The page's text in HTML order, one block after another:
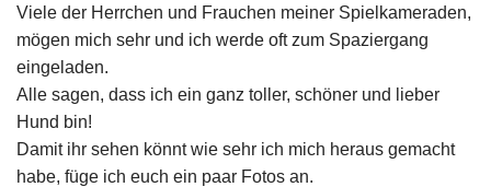
Viele der Herrchen und Frauchen meiner Spielkameraden,
mögen mich sehr und ich werde oft zum Spaziergang
eingeladen.
Alle sagen, dass ich ein ganz toller, schöner und lieber
Hund bin!
Damit ihr sehen könnt wie sehr ich mich heraus gemacht
habe, füge ich euch ein paar Fotos an.